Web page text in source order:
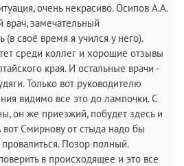
очень некрасиво. Осипов А.А.
врач, замечательный
(в своё время я учился у него).
среди коллег и хорошие отзывы
края. И остальные врачи -
Только вот руководителю
видимо все это до лампочки. С
он же приезжий, побудет здесь и
вот Смирнову от стыда надо бы
Позор полный.
в происходящее и это все